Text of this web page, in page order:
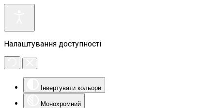
Налаштування доступності
Інвертувати кольори
Монохромний